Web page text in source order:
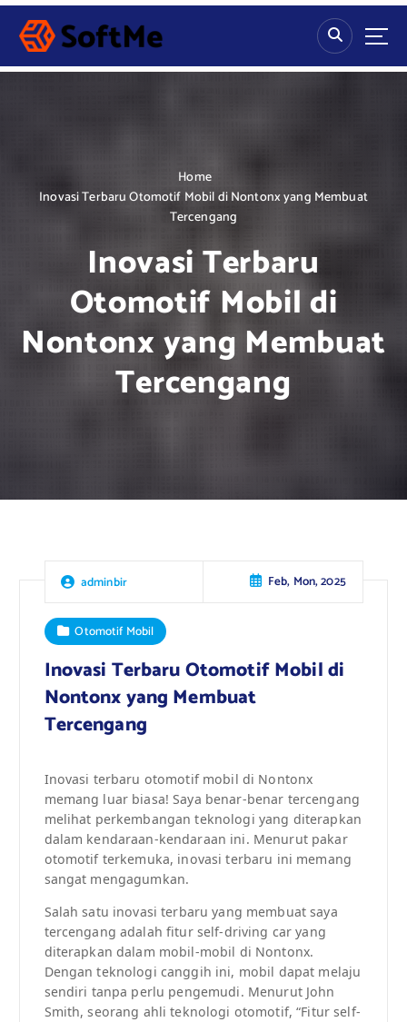
S
p
Home
Inovasi Terbaru Otomotif Mobil di Nontonx yang Membuat
Tercengang
Inovasi Terbaru
Otomotif Mobil di
Nontonx yang Membuat
Tercengang
adminbir Feb, Mon, 2025
Otomotif Mobil
Inovasi Terbaru Otomotif Mobil di
Nontonx yang Membuat
Tercengang
Inovasi terbaru otomotif mobil di Nontonx
memang luar biasa! Saya benar-benar tercengang
melihat perkembangan teknologi yang diterapkan
dalam kendaraan-kendaraan ini. Menurut pakar
otomotif terkemuka, inovasi terbaru ini memang
sangat mengagumkan.
Salah satu inovasi terbaru yang membuat saya
tercengang adalah fitur self-driving car yang
diterapkan dalam mobil-mobil di Nontonx.
Dengan teknologi canggih ini, mobil dapat melaju
sendiri tanpa perlu pengemudi. Menurut John
Smith, seorang ahli teknologi otomotif, “Fitur self-